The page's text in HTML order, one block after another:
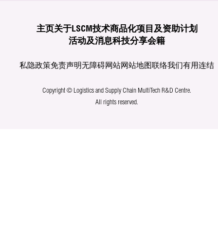
主页关于LSCM技术商品化项目及资助计划
活动及消息科技分享会籍
私隐政策免责声明无障碍网站网站地图联络我们有用连结
Copyright © Logistics and Supply Chain MultiTech R&D Centre.
All rights reserved.